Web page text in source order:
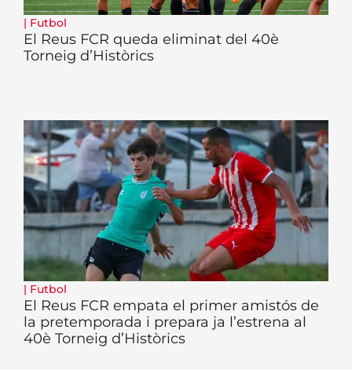
| Futbol
El Reus FCR queda eliminat del 40è
Torneig d’Històrics
| Futbol
El Reus FCR empata el primer amistós de
la pretemporada i prepara ja l’estrena al
40è Torneig d’Històrics